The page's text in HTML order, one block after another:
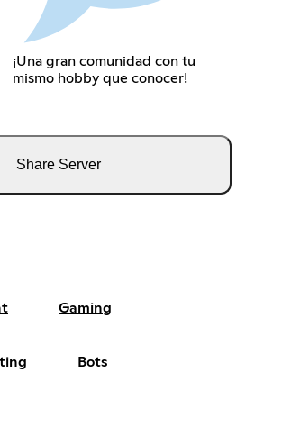
¡Una gran comunidad con tu
mismo hobby que conocer!
Share Server
Gaming
Bots